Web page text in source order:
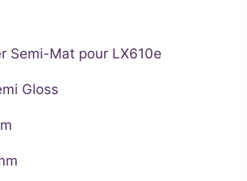
Semi-Mat pour LX610e
Gloss